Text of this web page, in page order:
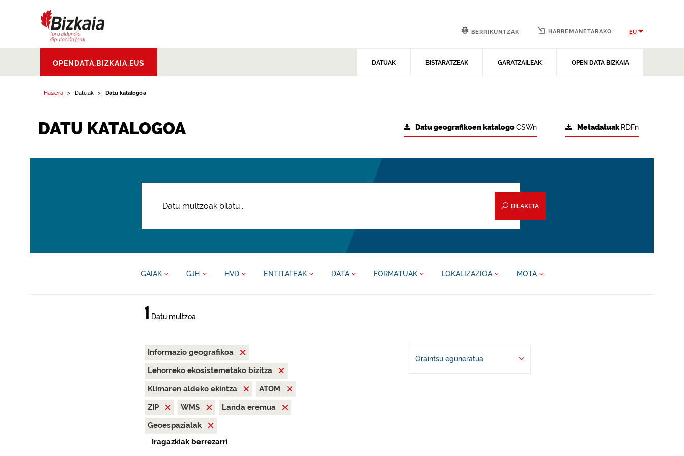
Aldundia.Diputacion
Foral de Bizkaia
OPENDATA.BIZKAIA.EUS DATUAK BISTARATZEAK GARATZAILEAK OPEN DATA BIZKAIA
BERRIKUNTZAK HARREMANETARAKO EU
Hasiera Datuak Datu katalogoa
DATU KATALOGOA Metadatuak RDFn
Datu geografikoen katalogoCSWn
BILAKETA
GAIAK GJH HVD ENTITATEAK DATA FORMATUAK LOKALIZAZIOA MOTA
1 Datu multzoa
Informazio geografikoa
Lehorreko ekosistemetako bizitza
Klimaren aldeko ekintza
ATOM
ZIP
WMS
Landa eremua
Geoespazialak
Iragazkiak berrezarri
Oraintsu eguneratua